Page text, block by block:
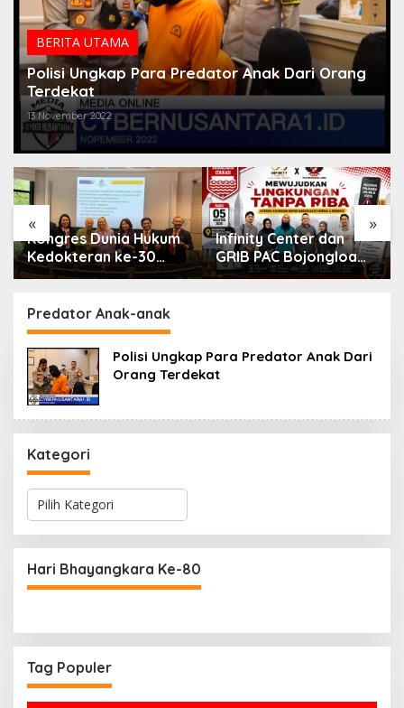
BERITA UTAMA
Polisi Ungkap Para Predator Anak Dari Orang
Terdekat
13 November 2022
« »
Hukum
ke-30
di
Infinity Center dan
GRIB PAC Bojongloa
Kidul Dorong Literasi
Lingkungan Tanpa
Riba
DSI Buka
500 Mantan
sebagai
Predator Anak-anak
Polisi Ungkap Para Predator Anak Dari
Orang Terdekat
Kategori
K
e
g
o
r
Hari Bhayangkara Ke-80
Tag Populer